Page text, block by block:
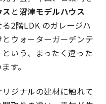
追求
と沼津モデルハウス
2階LDK のガレージハ
ウォーターガーデンテ
いう、まったく違った
す。
ジナルの建材に触れて